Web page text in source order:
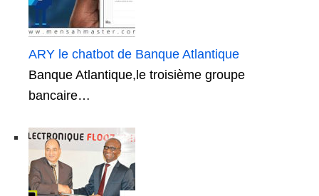
ARY le chatbot de Banque Atlantique
Banque Atlantique,le troisième groupe
bancaire…